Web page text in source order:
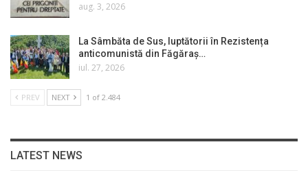
aug. 3, 2026
La Sâmbăta de Sus, luptătorii în Rezistența
anticomunistă din Făgăraș…
iul. 27, 2026
PREV NEXT 1 of 2.484
LATEST NEWS